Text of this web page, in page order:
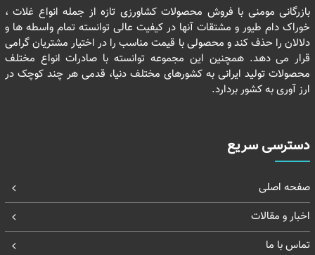
بازرگانی مومنی با فروش محصولات کشاورزی تازه از جمله انواع غلات ،
خوراک دام طیور و مشتقات آنها در کیفیت عالی توانسته تمام واسطه ها و
دلالان را حذف کند و محصولی با قیمت مناسب را در اختیار مشتریان گرامی
قرار می دهد. همچنین این مجموعه توانسته با صادرات انواع مختلف
محصولات تولید ایرانی به کشورهای مختلف دنیا، قدمی هر چند کوچک در
ارز آوری به کشور بردارد.
دسترسی سریع
صفحه اصلی
اخبار و مقالات
تماس با ما